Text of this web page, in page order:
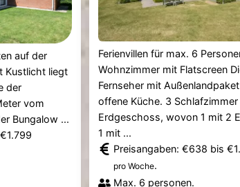
auf der
Kustlicht liegt
der
vom
Bungalow ...
Ferienvillen für max. 6
Wohnzimmer mit Flatscreen
Fernseher mit
offene Küche. 3 Schlafzimmer
Erdgeschoss, wovon 1 mit 2
1 mit ...
Preisangaben: €638 bis
pro Woche.
Max. 6 personen.